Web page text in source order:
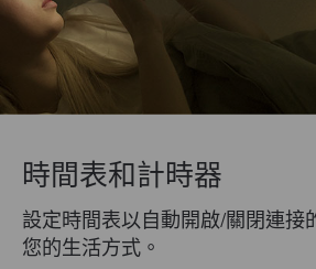
時間表和計時器
設定時間表以自動開啟/關閉連接
您的生活方式。